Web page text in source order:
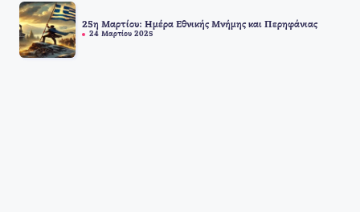
25η Μαρτίου: Ημέρα Εθνικής Μνήμης και Περηφάνιας
24 Μαρτίου 2025